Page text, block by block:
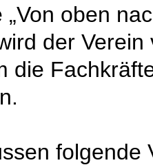
oben
der Verein
die
folgende